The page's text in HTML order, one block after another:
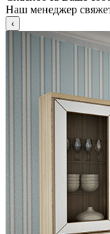
Наш менеджер